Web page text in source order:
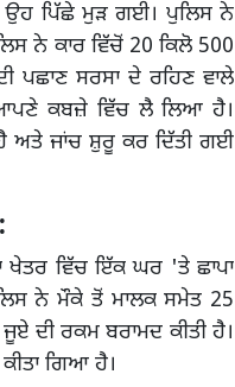
ਉਹ ਪਿੱਛੇ ਮੁੜ ਗਈ। ਪੁਲਿਸ ਨੇ
ਨੇ ਕਾਰ ਵਿੱਚੋਂ 20 ਕਿਲੋ 500
ਪਛਾਣ ਸਰਸਾ ਦੇ ਰਹਿਣ ਵਾਲੇ
ਕਬਜ਼ੇ ਵਿੱਚ ਲੈ ਲਿਆ ਹੈ।
ਅਤੇ ਜਾਂਚ ਸ਼ੁਰੂ ਕਰ ਦਿੱਤੀ ਗਈ
ਖੇਤਰ ਵਿੱਚ ਇੱਕ ਘਰ 'ਤੇ ਛਾਪਾ
ਨੇ ਮੌਕੇ ਤੋਂ ਮਾਲਕ ਸਮੇਤ 25
ਦੀ ਰਕਮ ਬਰਾਮਦ ਕੀਤੀ ਹੈ।
ਗਿਆ ਹੈ।